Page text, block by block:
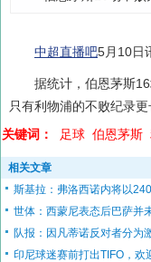
中超直播吧5月10日
据统计，伯恩茅斯
只有利物浦的不败纪录更
关键词：
足球 伯恩茅斯
相关文章
斯基拉：弗洛西诺内将以
世体：西蒙尼表态后巴萨并
队报：因凡蒂诺反对者分为
印尼球迷赛前打出TIFO，欢